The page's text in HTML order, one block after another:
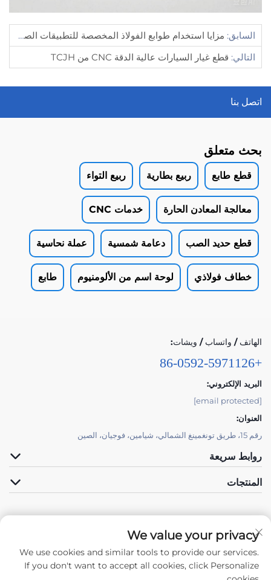
السابق: مزايا استخدام طوابع الفولاذ المخصصة للتطبيقات الصناعية
التالي: قطع غيار السيارات عالية الدقة CNC من TCJH
اتصل بنا
بحث متعلق
قطع طابع ربيع بطارية ربيع التواء
معالجة المعادن الحارة خدمات CNC
قطع حديد الصب دعامة شمسية عملة نحاسية
خطاف فولاذي لوحة اسم من الألومنيوم طابع
الهاتف / واتساب / ويشات:
+86-0592-5971126
البريد الإلكتروني:
[email protected]
العنوان:
رقم 15، طريق تونغمينغ الشمالي، شيامين، فوجيان، الصين
روابط سريعة
المنتجات
تابعنا
We value your privacy
We use cookies and similar tools to provide our services.
If you don't want to accept all cookies, click Personalize